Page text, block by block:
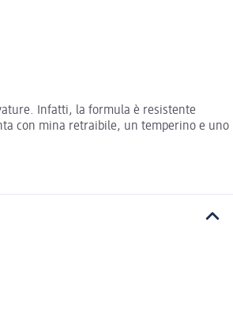
Infatti, la formula è resistente
con mina retraibile, un temperino e uno